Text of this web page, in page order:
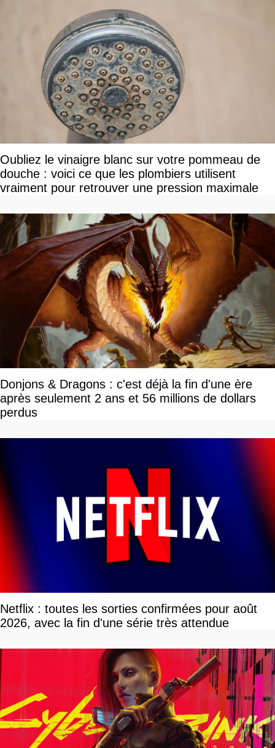
Oubliez le vinaigre blanc sur votre pommeau de
douche : voici ce que les plombiers utilisent
vraiment pour retrouver une pression maximale
Donjons & Dragons : c'est déjà la fin d'une ère
après seulement 2 ans et 56 millions de dollars
perdus
Netflix : toutes les sorties confirmées pour août
2026, avec la fin d'une série très attendue